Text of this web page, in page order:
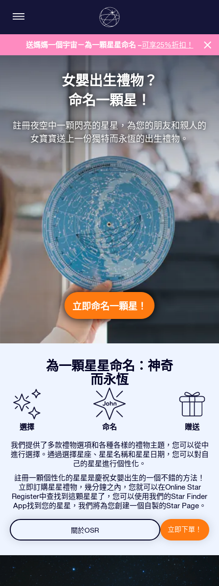
送媽媽一個宇宙－為一顆星星命名 –可享25%折扣！
女嬰出生禮物？
命名一顆星！
註冊夜空中一顆閃亮的星星，為您的朋友和親人的
女寶寶送上一份獨特而永恆的出生禮物。
立即命名一顆星！
為一顆星星命名：神奇
而永恆
選擇 命名 贈送
我們提供了多款禮物選項和各種各樣的禮物主題，您可以從中
進行選擇。通過選擇星座、星星名稱和星星日期，您可以對自
己的星星進行個性化。
註冊一顆個性化的星星是慶祝女嬰出生的一個不錯的方法！
立即訂購星星禮物，幾分鐘之內，您就可以在Online Star
Register中查找到這顆星星了，您可以使用我們的Star Finder
App找到您的星星，我們將為您創建一個自製的Star Page。
關於OSR 立即下單！